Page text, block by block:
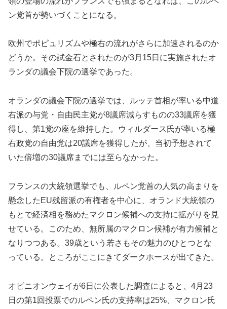
ン党首が勢いづくことになる。
欧州でポピュリズムや極右の流れがさらに加速されるのか
どうか。その試金石とされたのが3月15日に実施されたオ
ランダの議会下院の選挙であった。
オランダの議会下院の選挙では、ルッテ首相が率いる中道
右派の与党・自由民主党が8議席減らすものの33議席を獲
得し、第1党の座を維持した。ウィルダース氏が率いる極
右政党の自由党は20議席を獲得したが、当初予想されて
いた倍増の30議席までには至らなかった。
フランスの大統領選挙でも、ルペン党首の人気の高まりを
懸念したEU残留派の有権者を中心に、オランド大統領の
もとで経済相を務めたマクロン候補への支持に拡がりを見
せている。このため、無所属のマクロン候補が有力候補と
なりつつある。39歳という若さもその魅力のひとつとな
っている。ところがここにきてダークホースが出てきた。
オピニオンウェイが6日に公表した調査によると、4月23
日の第1回投票でのルペン氏の支持率は25%、マクロン氏